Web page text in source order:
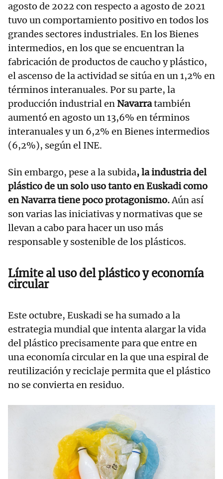
agosto de 2022 con respecto a agosto de 2021
tuvo un comportamiento positivo en todos los
grandes sectores industriales. En los Bienes
intermedios, en los que se encuentran la
fabricación de productos de caucho y plástico,
el ascenso de la actividad se sitúa en un 1,2% en
términos interanuales. Por su parte, la
producción industrial en Navarratambién
aumentó en agosto un 13,6% en términos
interanuales y un 6,2% en Bienes intermedios
(6,2%), según el INE.
Sin embargo, pese a la subida, la industria del
plástico de un solo uso tanto en Euskadi como
en Navarra tiene poco protagonismo.Aún así
son varias las iniciativas y normativas que se
llevan a cabo para hacer un uso más
responsable y sostenible de los plásticos.
Límite al uso del plástico y economía
circular
Este octubre, Euskadi se ha sumado a la
estrategia mundial que intenta alargar la vida
del plástico precisamente para que entre en
una economía circular en la que una espiral de
reutilización y reciclaje permita que el plástico
no se convierta en residuo.